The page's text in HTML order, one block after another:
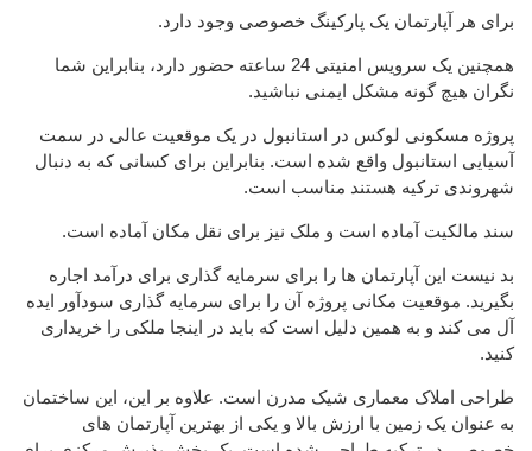
برای هر آپارتمان یک پارکینگ خصوصی وجود دارد.
همچنین یک سرویس امنیتی 24 ساعته حضور دارد، بنابراین شما
نگران هیچ گونه مشکل ایمنی نباشید.
پروژه مسکونی لوکس در استانبول در یک موقعیت عالی در سمت
آسیایی استانبول واقع شده است. بنابراین برای کسانی که به دنبال
شهروندی ترکیه هستند مناسب است.
سند مالکیت آماده است و ملک نیز برای نقل مکان آماده است.
بد نیست این آپارتمان ها را برای سرمایه گذاری برای درآمد اجاره
بگیرید. موقعیت مکانی پروژه آن را برای سرمایه گذاری سودآور ایده
آل می کند و به همین دلیل است که باید در اینجا ملکی را خریداری
کنید.
طراحی املاک معماری شیک مدرن است. علاوه بر این، این ساختمان
به عنوان یک زمین با ارزش بالا و یکی از بهترین آپارتمان های